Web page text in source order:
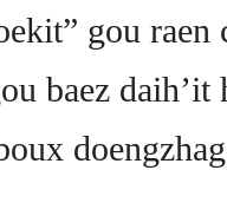
gou raen
baez